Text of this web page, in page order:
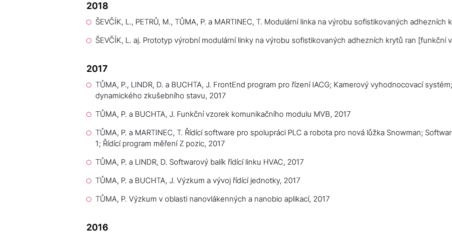
2018
ŠEVČÍK, L., PETRŮ, M., TŮMA, P. a MARTINEC, T. Modulární linka na výrobu sofistikovaných adhezních
ŠEVČÍK, L. aj. Prototyp výrobní modulární linky na výrobu sofistikovaných adhezních krytů ran [funkční
2017
TŮMA, P., LINDR, D. a BUCHTA, J. FrontEnd program pro řízení IACG; Kamerový vyhodnocovací
dynamického zkušebního stavu, 2017
TŮMA, P. a BUCHTA, J. Funkční vzorek komunikačního modulu MVB, 2017
TŮMA, P. a MARTINEC, T. Řídící software pro spolupráci PLC a robota pro nová lůžka Snowman;
1; Řídící program měření Z pozic, 2017
TŮMA, P. a LINDR, D. Softwarový balík řídící linku HVAC, 2017
TŮMA, P. a BUCHTA, J. Výzkum a vývoj řídící jednotky, 2017
TŮMA, P. Výzkum v oblasti nanovlákenných a nanobio aplikací, 2017
2016